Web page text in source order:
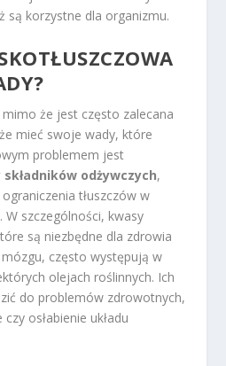
są korzystne dla organizmu.
że jest często zalecana
mieć swoje wady, które
problemem jest
odżywczych,
tłuszczów w
W szczególności, kwasy
są niezbędne dla zdrowia
często występują w
olejach roślinnych. Ich
do problemów zdrowotnych,
osłabienie układu